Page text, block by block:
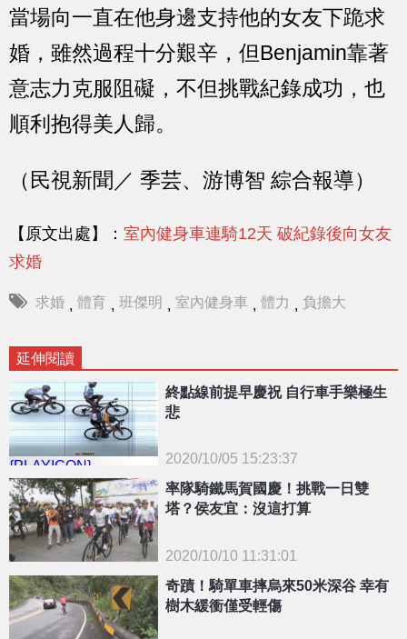
當場向一直在他身邊支持他的女友下跪求
婚，雖然過程十分艱辛，但Benjamin靠著
意志力克服阻礙，不但挑戰紀錄成功，也
順利抱得美人歸。
（民視新聞／ 季芸、游博智 綜合報導）
【原文出處】： 室內健身車連騎12天 破紀錄後向女友
求婚
求婚 , 體育 , 班傑明 , 室內健身車 , 體力 , 負擔大
延伸閱讀
{PLAYICON}
終點線前提早慶祝 自行車手樂極生
悲
2020/10/05 15:23:37
率隊騎鐵馬賀國慶！挑戰一日雙
塔？侯友宜：沒這打算
2020/10/10 11:31:01
奇蹟！騎單車摔烏來50米深谷 幸有
樹木緩衝僅受輕傷